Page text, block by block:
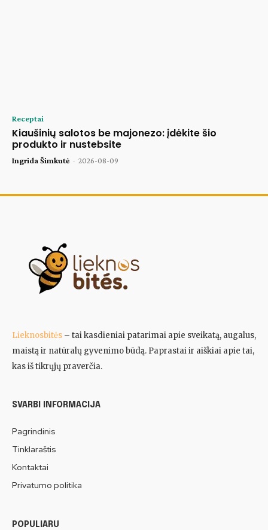
Receptai
Kiaušinių salotos be majonezo: įdėkite šio
produkto ir nustebsite
Ingrida Šimkutė - 2026-08-09
Lieknosbitės – tai kasdieniai patarimai apie sveikatą, augalus,
maistą ir natūralų gyvenimo būdą. Paprastai ir aiškiai apie tai,
kas iš tikrųjų praverčia.
SVARBI INFORMACIJA
Pagrindinis
Tinklaraštis
Kontaktai
Privatumo politika
POPULIARU